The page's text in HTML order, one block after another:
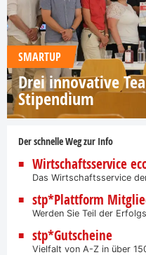
SMARTUP
Drei innovative
Stipendium
Der schnelle Weg zur Info
Wirtschaftsservice
Das Wirtschaftsservice
stp*Plattform
Werden Sie Teil der
stp*Gutscheine
Vielfalt von A-Z in über